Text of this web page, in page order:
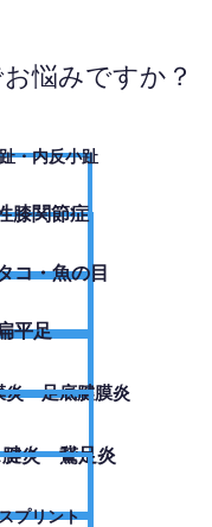
悩みですか？
・内反小趾
膝関節症
コ・魚の目
平足
炎・足底腱膜炎
炎・鵞足炎
プリント